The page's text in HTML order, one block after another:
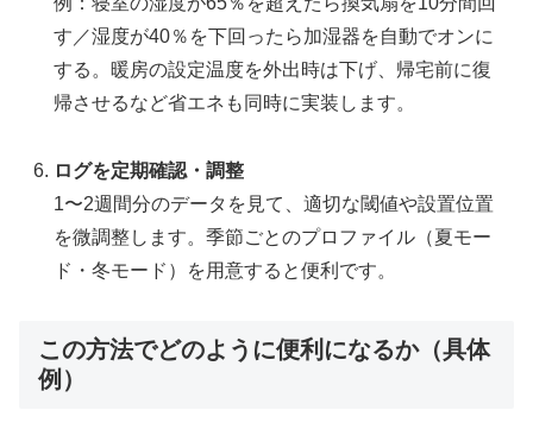
す／湿度が40％を下回ったら加湿器を自動でオンに
する。暖房の設定温度を外出時は下げ、帰宅前に復
帰させるなど省エネも同時に実装します。
ログを定期確認・調整
1〜2週間分のデータを見て、適切な閾値や設置位置
を微調整します。季節ごとのプロファイル（夏モー
ド・冬モード）を用意すると便利です。
この方法でどのように便利になるか（具体
例）